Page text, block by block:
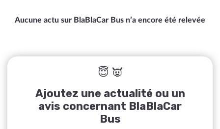
Aucune actu sur BlaBlaCar Bus n’a encore été relevée
😇 👿
Ajoutez une actualité ou un
avis concernant BlaBlaCar
Bus